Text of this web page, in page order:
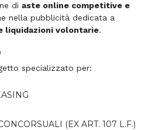
di aste online competitive e
nella pubblicità dedicata a
liquidazioni volontarie.
specializzato per:
(EX ART. 107 L.F.)